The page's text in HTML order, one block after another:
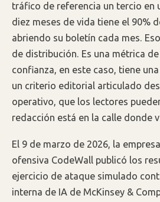
tráfico de referencia un tercio en
diez meses de vida tiene el 90%
abriendo su boletín cada mes.
de distribución. Es una métrica
confianza, en este caso, tiene
un criterio editorial articulado
operativo, que los lectores
redacción está en la calle donde
El 9 de marzo de 2026, la
ofensiva CodeWall publicó los
ejercicio de ataque simulado
interna de IA de McKinsey &